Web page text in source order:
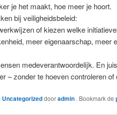
je het maakt, hoe meer je hoort.
bij veiligheidsbeleid:
of kiezen welke
meer eigenaarschap, meer
medeverantwoordelijk. En
– zonder te hoeven controleren of
Uncategorizeddooradmin . Bookmark de